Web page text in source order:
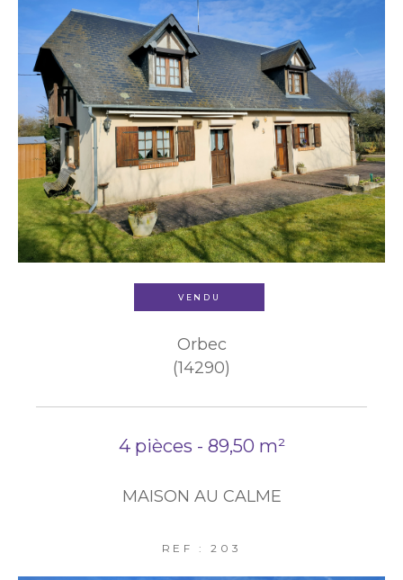
VENDU
Orbec
(14290)
4 pièces - 89,50 m²
MAISON AU CALME
REF : 203